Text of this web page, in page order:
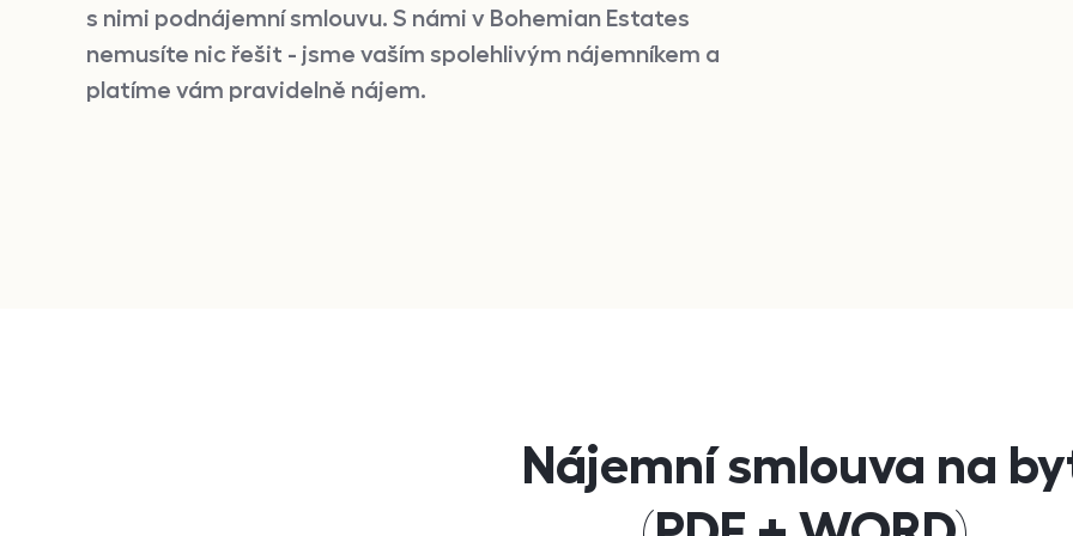
s nimi podnájemní smlouvu. S námi v Bohemian Estates
nemusíte nic řešit - jsme vaším spolehlivým nájemníkem a
platíme vám pravidelně nájem.
Nájemní smlouva na